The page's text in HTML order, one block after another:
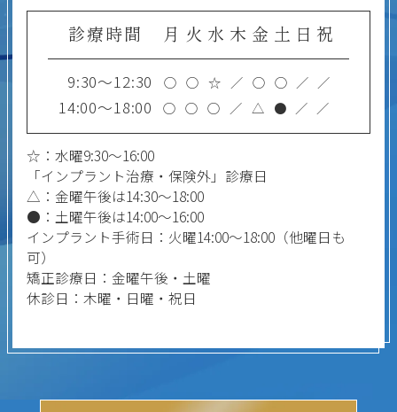
診療時間 月 火 水 木 金 土 日 祝
9:30～12:30 ○ ○ ☆ ／ ○ ○ ／ ／
14:00～18:00 ○ ○ ○ ／ △ ● ／ ／
☆：水曜9:30～16:00
「インプラント治療・保険外」診療日
△：金曜午後は14:30～18:00
●：土曜午後は14:00～16:00
インプラント手術日：火曜14:00～18:00（他曜日も
可）
矯正診療日：金曜午後・土曜
休診日：木曜・日曜・祝日